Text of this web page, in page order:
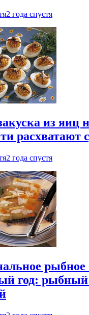
2 года спустя
из яиц
расхватают
2 года спустя
рыбное
год: рыбный